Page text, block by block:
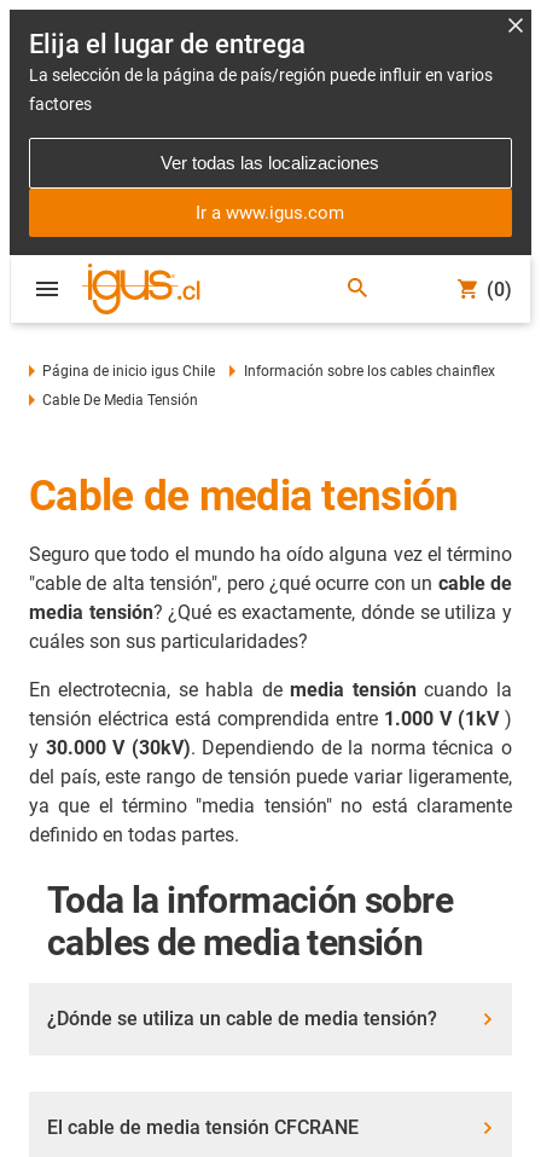
Elija el lugar de entrega
La selección de la página de país/región puede influir en varios
factores
Ver todas las localizaciones
Ir a www.igus.com
(0)
Página de inicio igus Chile
Información sobre los cables chainflex
Cable De Media Tensión
Cable de media tensión
Seguro que todo el mundo ha oído alguna vez el término
"cable de alta tensión", pero ¿qué ocurre con un cable de
media tensión? ¿Qué es exactamente, dónde se utiliza y
cuáles son sus particularidades?
En electrotecnia, se habla demedia tensión cuando la
tensión eléctrica está comprendida entre 1.000 V (1kV)
y 30.000 V (30kV). Dependiendo de la norma técnica o
del país, este rango de tensión puede variar ligeramente,
ya que el término "media tensión" no está claramente
definido en todas partes.
Toda la información sobre
cables de media tensión
¿Dónde se utiliza un cable de media tensión?
El cable de media tensión CFCRANE